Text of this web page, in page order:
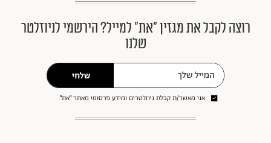
רוצה לקבל את מגזין ״את״ למייל? הירשמי לניוזלטר
שלנו
שלחי
אני מאשר/ת קבלת ניוזלטרים ומידע פרסומי מאתר ״את״